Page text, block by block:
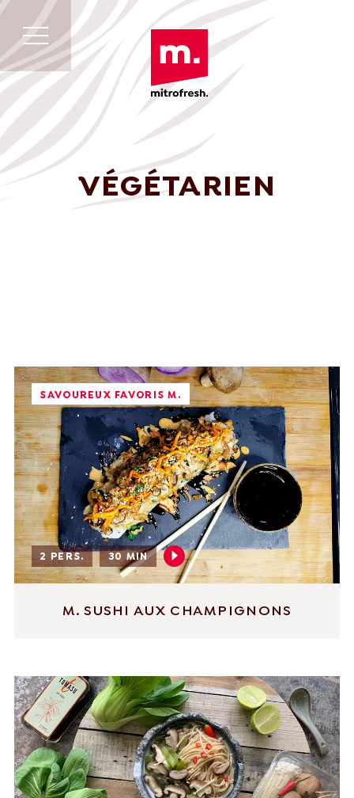
Français
English
Nederlands
Deutsch
Français
+31 174 245 543
sales@mitrofresh.com
VÉGÉTARIEN
SAVOUREUX FAVORIS M.
2 PERS. 30 MIN
M. SUSHI AUX CHAMPIGNONS